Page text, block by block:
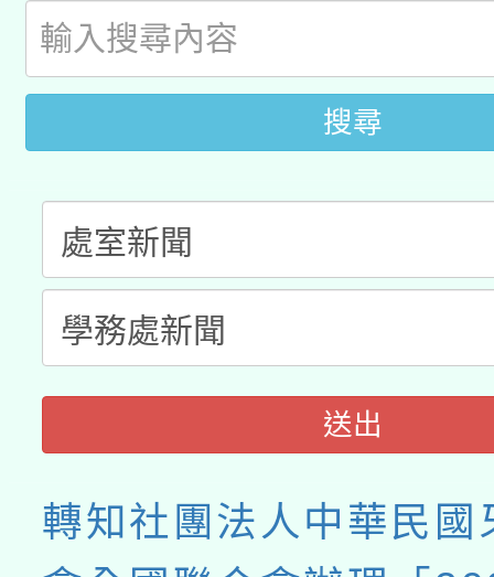
動」
開 智慧啟航」
搜尋
送出
轉知社團法人中華民國